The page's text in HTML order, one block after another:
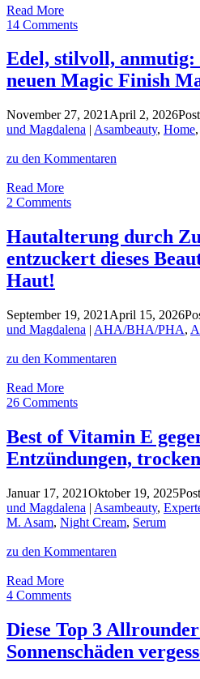
Read MoreKonkurrenzlos.
Einzigartig.
besten
Ampullen
für
schöne
Haut!
14 Comments
Edel, stilvoll, anmutig:
neuen Magic Finish
November 27, 2021 April 2, 2026
und Magdalena | Asambeauty, Home,
zu den Kommentaren
Read MoreEdel,
stilvoll,
Das
sind
unsere
Make-
up
2 Comments
Hautalterung durch
entzuckert dieses
Haut!
September 19, 2021 April 15, 2026
und Magdalena | AHA/BHA/PHA,
zu den Kommentaren
Read MoreHautalterung
durch
So
entzuckert
dieses
Peeling
eure
Haut!
26 Comments
Best of Vitamin E
Entzündungen,
Januar 17, 2021Oktober 19, 2025
und Magdalena | Asambeauty,
M. Asam, Night Cream, Serum
zu den Kommentaren
Read MoreBest
of
E
gegen
Falten,
4 Comments
Diese Top 3 Allrounder
Sonnenschäden